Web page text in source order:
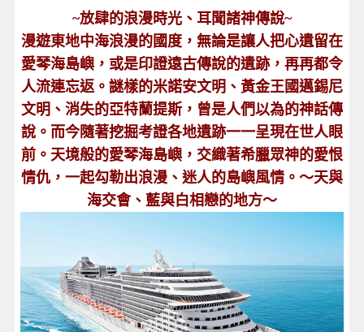
~放肆的浪漫時光、耳聞諸神傳說~
漫遊東地中海浪漫的國度，無論是讓人把心遺留在
愛琴海島嶼，或是印證遠古傳說的遺跡，再再都令
人流連忘返。謎樣的米諾安文明、黃金王國邁錫尼
文明、消失的亞特蘭提斯，曾是人們以為的神話傳
說。而今隨著挖掘考證各地遺跡一一呈現在世人眼
前。天境般的愛琴海島嶼，交織著希臘眾神的愛恨
情仇，一起勾勒出浪漫、迷人的島嶼風情。～天與
海交會、藍與白相戀的地方～